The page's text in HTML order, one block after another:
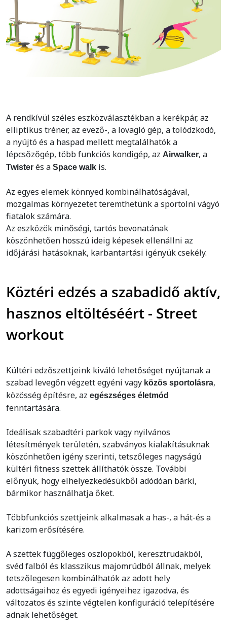
A rendkívül széles eszközválasztékban a kerékpár, az
elliptikus tréner, az evező-, a lovagló gép, a tolódzkodó,
a nyújtó és a haspad mellett megtalálhatók a
lépcsőzőgép, több funkciós kondigép, az Airwalker, a
Twister és a Space walk is.
Az egyes elemek könnyed kombinálhatóságával,
mozgalmas környezetet teremthetünk a sportolni vágyó
fiatalok számára.
Az eszközök minőségi, tartós bevonatának
köszönhetően hosszú ideig képesek ellenállni az
időjárási hatásoknak, karbantartási igényük csekély.
Köztéri edzés a szabadidő aktív,
hasznos eltöltéséért - Street
workout
Kültéri edzőszettjeink kiváló lehetőséget nyújtanak a
szabad levegőn végzett egyéni vagy közös sportolásra,
közösség építésre, az egészséges életmód
fenntartására.
Ideálisak szabadtéri parkok vagy nyilvános
létesítmények területén, szabványos kialakításuknak
köszönhetően igény szerinti, tetszőleges nagyságú
kültéri fitness szettek állíthatók össze. További
előnyük, hogy elhelyezkedésükből adódóan bárki,
bármikor használhatja őket.
Többfunkciós szettjeink alkalmasak a has-, a hát-és a
karizom erősítésére.
A szettek függőleges oszlopokból, keresztrudakból,
svéd falból és klasszikus majomrúdból állnak, melyek
tetszőlegesen kombinálhatók az adott hely
adottságaihoz és egyedi igényeihez igazodva, és
változatos és szinte végtelen konfiguráció telepítésére
adnak lehetőséget.